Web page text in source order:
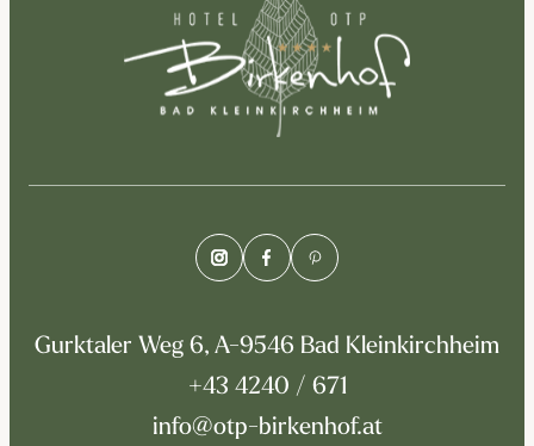
Gurktaler Weg 6, A-9546 Bad Kleinkirchheim
+43 4240 / 671
info@otp-birkenhof.at